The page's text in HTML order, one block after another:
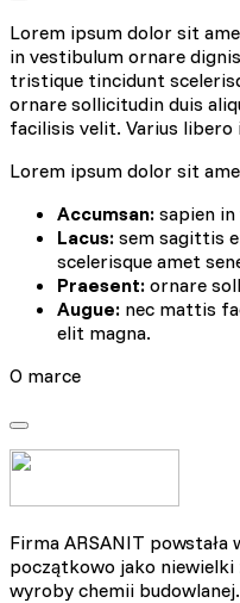
Lorem ipsum dolor sit
in vestibulum ornare
tristique tincidunt
ornare sollicitudin duis
facilisis velit. Varius libero
Lorem ipsum dolor sit
Accumsan: sapien
Lacus: sem sagittis
scelerisque amet
Praesent: ornare
Augue: nec mattis
elit magna.
O marce
Firma ARSANIT powstała
początkowo jako niewielki
wyroby chemii